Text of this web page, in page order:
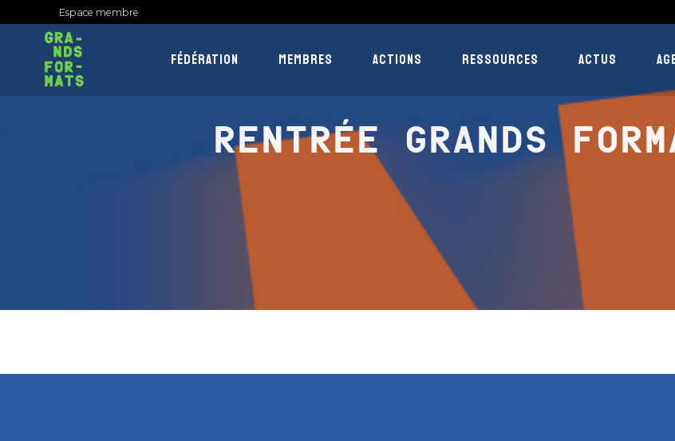
Espace membre
FÉDÉRATION MEMBRES ACTIONS RESSOURCES ACTUS
RENTRÉE GRANDS